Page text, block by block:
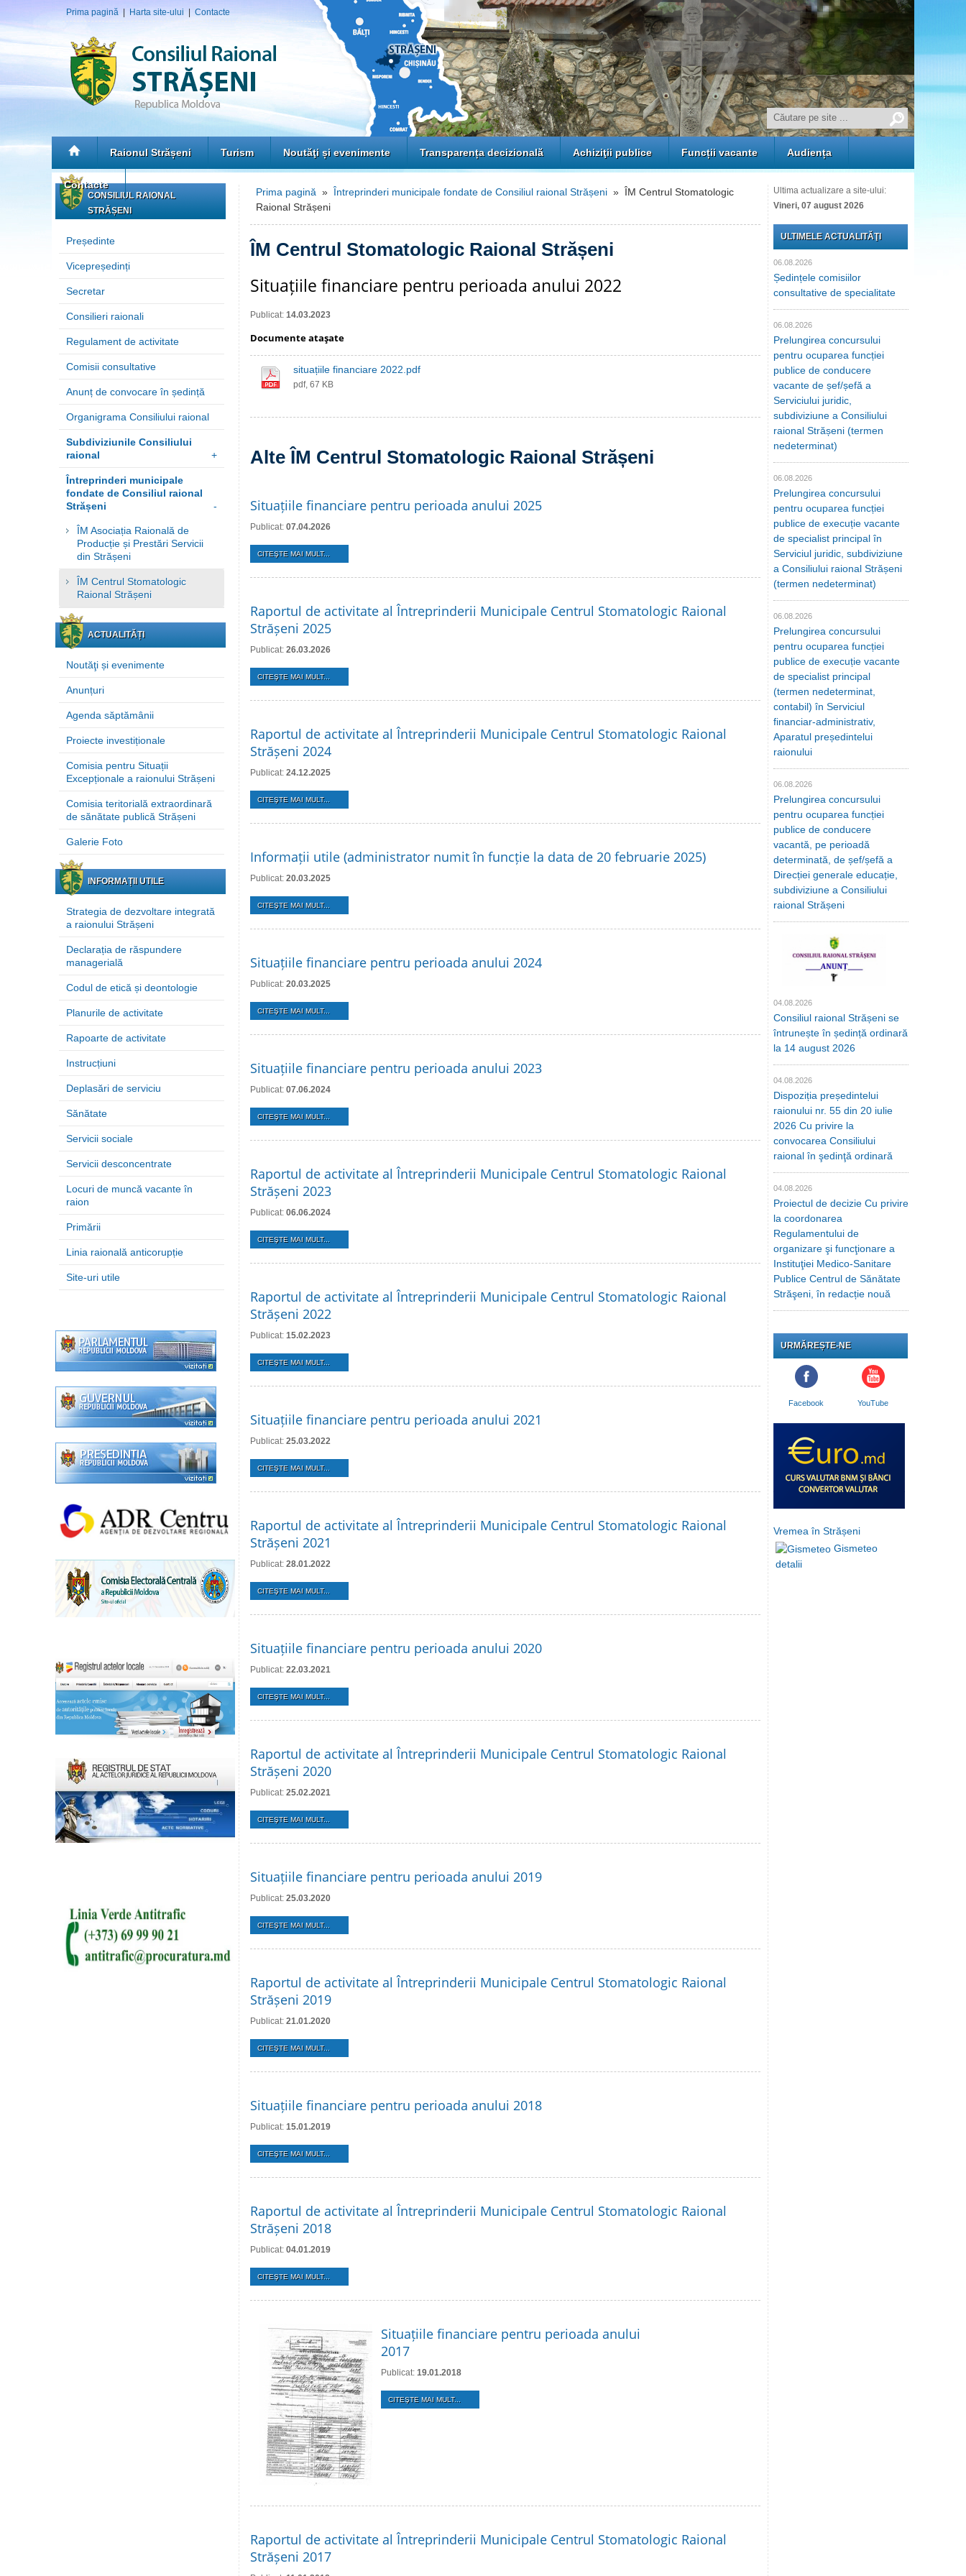
Prima pagină Harta site-ului Contacte
Raionul Strășeni Turism Noutăţi și evenimente Transparența decizională Achiziţii publice Funcții vacante Audiența
Contacte
CONSILIUL RAIONAL
STRĂȘENI
Președinte
Vicepreședinți
Secretar
Consilieri raionali
Regulament de activitate
Comisii consultative
Anunț de convocare în ședință
Organigrama Consiliului raional
Subdiviziunile Consiliului
raional
+
Întreprinderi municipale
fondate de Consiliul raional
Strășeni
-
ÎM Asociația Raională de
Producție și Prestări Servicii
din Strășeni
ÎM Centrul Stomatologic
Raional Strășeni
ACTUALITĂȚI
Noutăţi și evenimente
Anunțuri
Agenda săptămânii
Proiecte investiționale
Comisia pentru Situații
Excepționale a raionului Strășeni
Comisia teritorială extraordinară
de sănătate publică Strășeni
Galerie Foto
INFORMAȚII UTILE
Strategia de dezvoltare integrată
a raionului Strășeni
Declarația de răspundere
managerială
Codul de etică și deontologie
Planurile de activitate
Rapoarte de activitate
Instrucțiuni
Deplasări de serviciu
Sănătate
Servicii sociale
Servicii desconcentrate
Locuri de muncă vacante în
raion
Primării
Linia raională anticorupție
Site-uri utile
Prima pagină » Întreprinderi municipale fondate de Consiliul raional Strășeni » ÎM Centrul Stomatologic
Raional Strășeni
ÎM Centrul Stomatologic Raional Strășeni
Situațiile financiare pentru perioada anului 2022
Publicat: 14.03.2023
Documente ataşate
situațiile financiare 2022.pdf
pdf, 67 KB
Alte ÎM Centrul Stomatologic Raional Strășeni
Situațiile financiare pentru perioada anului 2025
Publicat: 07.04.2026
CITEŞTE MAI MULT...
Raportul de activitate al Întreprinderii Municipale Centrul Stomatologic Raional
Strășeni 2025
Publicat: 26.03.2026
CITEŞTE MAI MULT...
Raportul de activitate al Întreprinderii Municipale Centrul Stomatologic Raional
Strășeni 2024
Publicat: 24.12.2025
CITEŞTE MAI MULT...
Informații utile (administrator numit în funcție la data de 20 februarie 2025)
Publicat: 20.03.2025
CITEŞTE MAI MULT...
Situațiile financiare pentru perioada anului 2024
Publicat: 20.03.2025
CITEŞTE MAI MULT...
Situațiile financiare pentru perioada anului 2023
Publicat: 07.06.2024
CITEŞTE MAI MULT...
Raportul de activitate al Întreprinderii Municipale Centrul Stomatologic Raional
Strășeni 2023
Publicat: 06.06.2024
CITEŞTE MAI MULT...
Raportul de activitate al Întreprinderii Municipale Centrul Stomatologic Raional
Strășeni 2022
Publicat: 15.02.2023
CITEŞTE MAI MULT...
Situațiile financiare pentru perioada anului 2021
Publicat: 25.03.2022
CITEŞTE MAI MULT...
Raportul de activitate al Întreprinderii Municipale Centrul Stomatologic Raional
Strășeni 2021
Publicat: 28.01.2022
CITEŞTE MAI MULT...
Situațiile financiare pentru perioada anului 2020
Publicat: 22.03.2021
CITEŞTE MAI MULT...
Raportul de activitate al Întreprinderii Municipale Centrul Stomatologic Raional
Strășeni 2020
Publicat: 25.02.2021
CITEŞTE MAI MULT...
Situațiile financiare pentru perioada anului 2019
Publicat: 25.03.2020
CITEŞTE MAI MULT...
Raportul de activitate al Întreprinderii Municipale Centrul Stomatologic Raional
Strășeni 2019
Publicat: 21.01.2020
CITEŞTE MAI MULT...
Situațiile financiare pentru perioada anului 2018
Publicat: 15.01.2019
CITEŞTE MAI MULT...
Raportul de activitate al Întreprinderii Municipale Centrul Stomatologic Raional
Strășeni 2018
Publicat: 04.01.2019
CITEŞTE MAI MULT...
Situațiile financiare pentru perioada anului
2017
Publicat: 19.01.2018
CITEŞTE MAI MULT...
Raportul de activitate al Întreprinderii Municipale Centrul Stomatologic Raional
Strășeni 2017
Ultima actualizare a site-ului:
Vineri, 07 august 2026
ULTIMELE ACTUALITĂŢI
06.08.2026
Ședințele comisiilor
consultative de specialitate
06.08.2026
Prelungirea concursului
pentru ocuparea funcției
publice de conducere
vacante de șef/șefă a
Serviciului juridic,
subdiviziune a Consiliului
raional Strășeni (termen
nedeterminat)
06.08.2026
Prelungirea concursului
pentru ocuparea funcției
publice de execuție vacante
de specialist principal în
Serviciul juridic, subdiviziune
a Consiliului raional Strășeni
(termen nedeterminat)
06.08.2026
Prelungirea concursului
pentru ocuparea funcției
publice de execuție vacante
de specialist principal
(termen nedeterminat,
contabil) în Serviciul
financiar-administrativ,
Aparatul președintelui
raionului
06.08.2026
Prelungirea concursului
pentru ocuparea funcției
publice de conducere
vacantă, pe perioadă
determinată, de șef/șefă a
Direcției generale educație,
subdiviziune a Consiliului
raional Strășeni
04.08.2026
Consiliul raional Strășeni se
întrunește în ședință ordinară
la 14 august 2026
04.08.2026
Dispoziția președintelui
raionului nr. 55 din 20 iulie
2026 Cu privire la
convocarea Consiliului
raional în şedinţă ordinară
04.08.2026
Proiectul de decizie Cu privire
la coordonarea
Regulamentului de
organizare şi funcţionare a
Instituţiei Medico-Sanitare
Publice Centrul de Sănătate
Străşeni, în redacție nouă
URMĂREȘTE-NE
Facebook YouTube
Vremea în Strășeni
Gismeteo
detalii